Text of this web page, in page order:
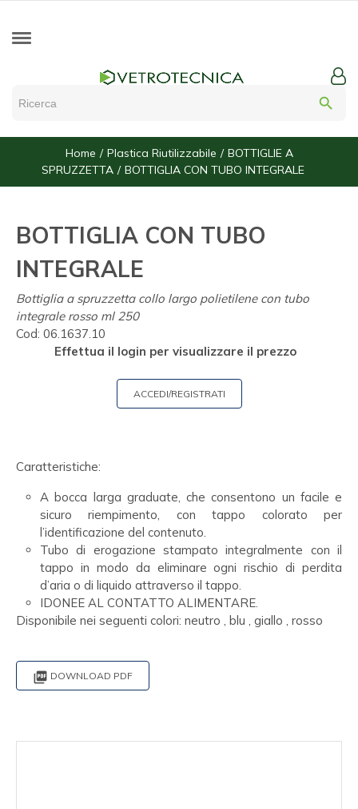
search
Home Plastica Riutilizzabile
BOTTIGLIE A
SPRUZZETTA
BOTTIGLIA CON TUBO INTEGRALE
BOTTIGLIA CON TUBO
INTEGRALE
Bottiglia a spruzzetta collo largo polietilene con tubo
integrale rosso ml 250
Cod: 06.1637.10
Effettua il login per visualizzare il prezzo
ACCEDI/REGISTRATI
Caratteristiche:
A bocca larga graduate, che consentono un facile e
sicuro riempimento, con tappo colorato per
l’identificazione del contenuto.
Tubo di erogazione stampato integralmente con il
tappo in modo da eliminare ogni rischio di perdita
d’aria o di liquido attraverso il tappo.
IDONEE AL CONTATTO ALIMENTARE.
Disponibile nei seguenti colori: neutro , blu , giallo , rosso
 DOWNLOAD PDF